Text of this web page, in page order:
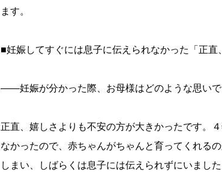
ます。
■妊娠してすぐには息子に伝えられなかった「正直
――妊娠が分かった際、お母様はどのような思いで
正直、嬉しさよりも不安の方が大きかったです。
なかったので、赤ちゃんがちゃんと育ってくれる
しまい、しばらくは息子には伝えられずにいまし